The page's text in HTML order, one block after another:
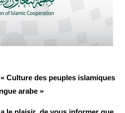
Culture des peuples islamiques
arabe »